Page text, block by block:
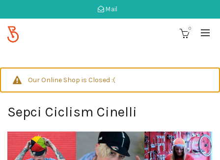
Mail
0
Our Online Shop is Closed :(
Sepci Ciclism Cinelli